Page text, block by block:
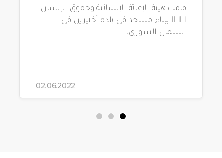
قامت هيئة الإغاثة الإنسانية وحقوق الإنسان
IHH ببناء مسجد في بلدة أختيرين في
الشمال السوري.
02.06.2022